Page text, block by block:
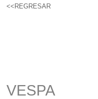
<<REGRESAR
VESPA